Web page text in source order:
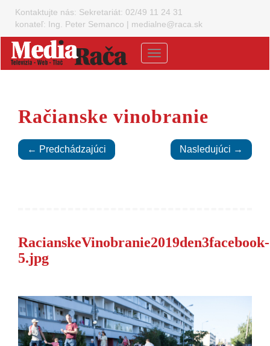
Kontaktujte nás: Sekretariát: 02/49 11 24 31
konateľ: Ing. Peter Semanco | medialne@raca.sk
Menu
Račianske vinobranie
← Predchádzajúci Nasledujúci →
RacianskeVinobranie2019den3facebook-
5.jpg